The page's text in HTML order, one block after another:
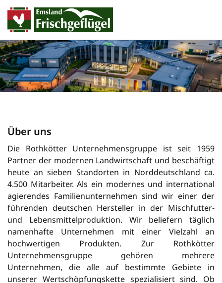
Über uns
Die Rothkötter Unternehmensgruppe ist seit 1959
Partner der modernen Landwirtschaft und beschäftigt
heute an sieben Standorten in Norddeutschland ca.
4.500 Mitarbeiter. Als ein modernes und international
agierendes Familienunternehmen sind wir einer der
füh­ren­den deutschen Her­steller in der Misch­futter-
und Lebensmittelproduktion. Wir beliefern täglich
namenhafte Unter­neh­men mit einer Vielzahl an
hochwertigen Pro­dukten. Zur Rothkötter
Unternehmensgruppe gehören mehrere
Unternehmen, die alle auf bestimmte Gebiete in
unserer Wertschöpfungskette spezialisiert sind. Ob